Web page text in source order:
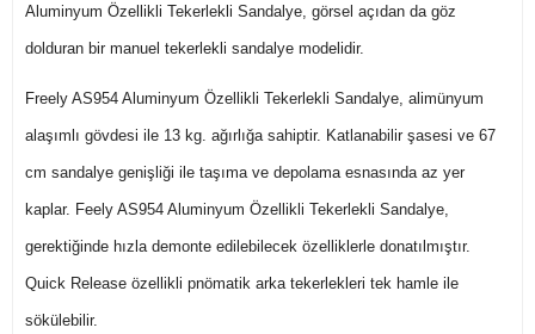
Aluminyum Özellikli Tekerlekli Sandalye, görsel açıdan da göz
dolduran bir manuel tekerlekli sandalye modelidir.
Freely AS954 Aluminyum Özellikli Tekerlekli Sandalye, alimünyum
alaşımlı gövdesi ile 13 kg. ağırlığa sahiptir. Katlanabilir şasesi ve 67
cm sandalye genişliği ile taşıma ve depolama esnasında az yer
kaplar. Feely AS954 Aluminyum Özellikli Tekerlekli Sandalye,
gerektiğinde hızla demonte edilebilecek özelliklerle donatılmıştır.
Quick Release özellikli pnömatik arka tekerlekleri tek hamle ile
sökülebilir.